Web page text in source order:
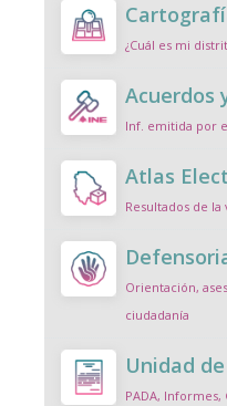
¿Cuál es mi
Acuerdos
Inf. emitida por
Atlas
Resultados de la
Orientación,
ciudadanía
Unidad
PADA,